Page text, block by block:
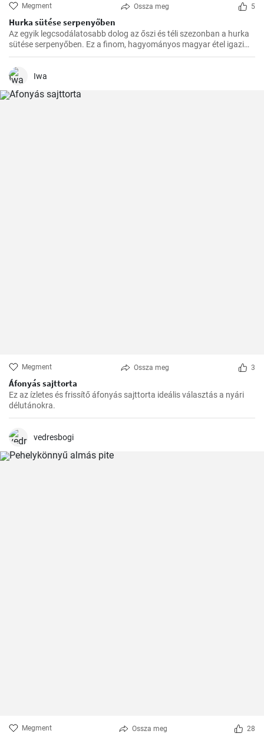
Megment Ossza meg 5
Hurka sütése serpenyőben
Az egyik legcsodálatosabb dolog az őszi és téli szezonban a hurka
sütése serpenyőben. Ez a finom, hagyományos magyar étel igazi
felmelegedést nyújt a hűvösebb hónapokban és nagyszerű
választás az ünnepi fogadások vagy a családi összejövetelek
alkalmából.
Iwa
Megment Ossza meg 3
Áfonyás sajttorta
Ez az ízletes és frissítő áfonyás sajttorta ideális választás a nyári
délutánokra.
vedresbogi
Megment Ossza meg 28